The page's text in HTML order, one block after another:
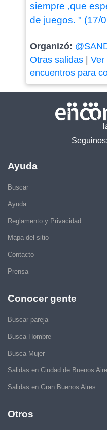
siempre ,que
de juegos. " (17/
Organizó:
Otras salidas| Ver
encuentros para
Seguinos:
Ayuda
Buscar
Ayuda
Reglamento y Privacidad
Mapa del sitio
Contacto
Prensa
Conocer gente
Buscar pareja
Busca Hombre
Busca Mujer
Salidas en Ciudad de Buenos
Salidas en Gran Buenos Aires
Otros